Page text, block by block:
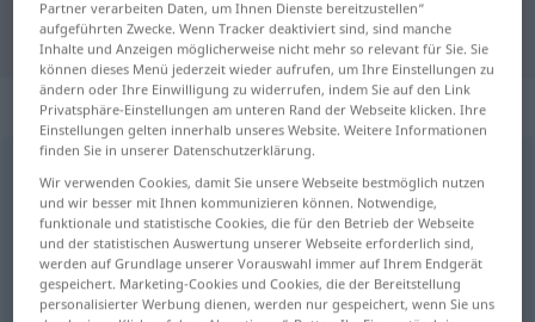
"attraktiv" Spanisch Übersetzung
„attraktiv“: Adjektiv
Übersicht aller Übersetzungen
(Für mehr Details die Übersetzung anklicken/antippen)
atractivo
Partner verarbeiten Daten, um Ihnen Dienste bereitzustellen“
aufgeführten Zwecke. Wenn Tracker deaktiviert sind, sind manche
Inhalte und Anzeigen möglicherweise nicht mehr so relevant für Sie. Sie
können dieses Menü jederzeit wieder aufrufen, um Ihre Einstellungen zu
ändern oder Ihre Einwilligung zu widerrufen, indem Sie auf den Link
Privatsphäre-Einstellungen am unteren Rand der Webseite klicken. Ihre
Einstellungen gelten innerhalb unseres Website. Weitere Informationen
finden Sie in unserer Datenschutzerklärung.
Wir verwenden Cookies, damit Sie unsere Webseite bestmöglich nutzen
und wir besser mit Ihnen kommunizieren können. Notwendige,
funktionale und statistische Cookies, die für den Betrieb der Webseite
und der statistischen Auswertung unserer Webseite erforderlich sind,
werden auf Grundlage unserer Vorauswahl immer auf Ihrem Endgerät
gespeichert. Marketing-Cookies und Cookies, die der Bereitstellung
personalisierter Werbung dienen, werden nur gespeichert, wenn Sie uns